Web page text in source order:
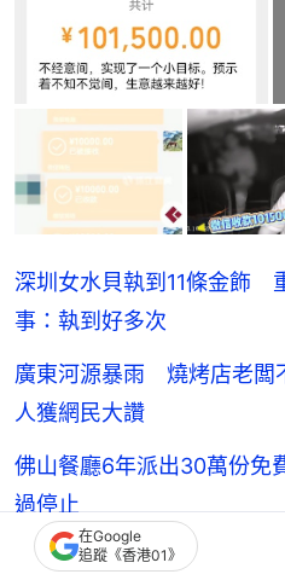
深圳女水貝執到11條金飾
事：執到好多次
廣東河源暴雨 燒烤店老闆
人獲網民大讚
佛山餐廳6年派出30萬份
過停止
母子追巴士距車站還有數
在Google
追蹤《香港01》